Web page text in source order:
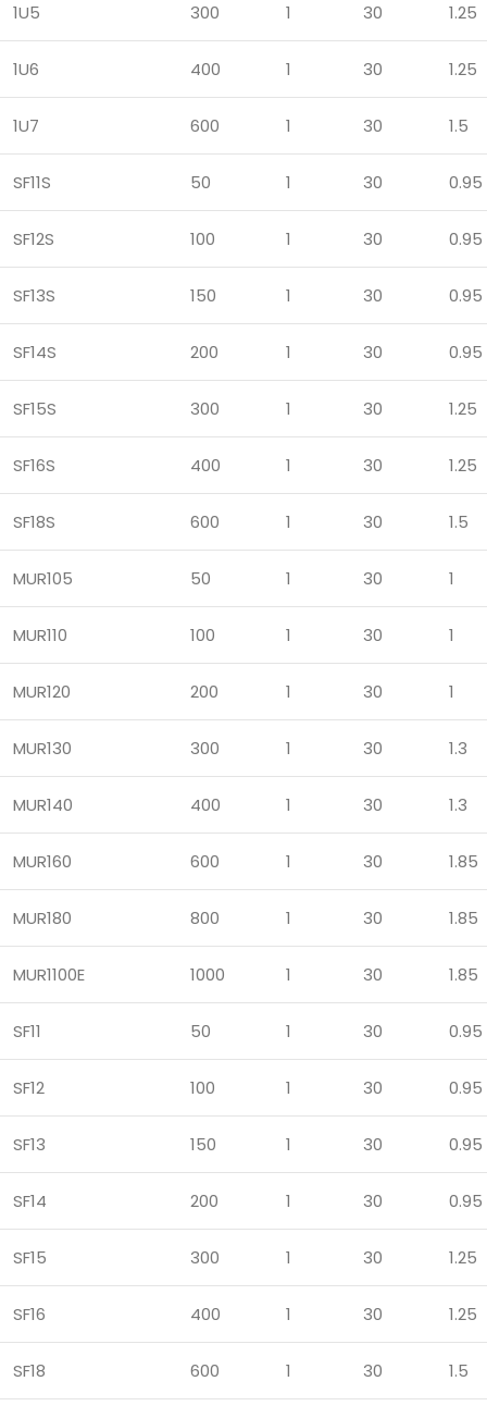
1U5 300 1 30 1.25
1U6 400 1 30 1.25
1U7 600 1 30 1.5
SF11S 50 1 30 0.95
SF12S 100 1 30 0.95
SF13S 150 1 30 0.95
SF14S 200 1 30 0.95
SF15S 300 1 30 1.25
SF16S 400 1 30 1.25
SF18S 600 1 30 1.5
MUR105 50 1 30 1
MUR110 100 1 30 1
MUR120 200 1 30 1
MUR130 300 1 30 1.3
MUR140 400 1 30 1.3
MUR160 600 1 30 1.85
MUR180 800 1 30 1.85
MUR1100E 1000 1 30 1.85
SF11 50 1 30 0.95
SF12 100 1 30 0.95
SF13 150 1 30 0.95
SF14 200 1 30 0.95
SF15 300 1 30 1.25
SF16 400 1 30 1.25
SF18 600 1 30 1.5